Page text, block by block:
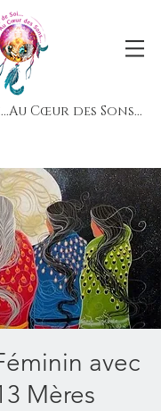
Cœur des Sons...
avec
Mères